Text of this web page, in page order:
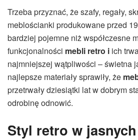
Trzeba przyznać, że szafy, regały,
meblościanki produkowane przed
bardziej pojemne niż współczesne
funkcjonalności mebli retro i ich
najmniejszej wątpliwości – świetna
najlepsze materiały sprawiły, że
przetrwały dziesiątki lat w dobrym
odrobinę odnowić.
Styl retro w